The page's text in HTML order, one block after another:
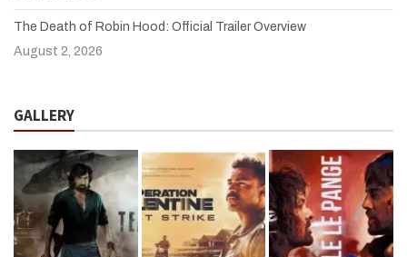
The Death of Robin Hood: Official Trailer Overview
August 2, 2026
GALLERY